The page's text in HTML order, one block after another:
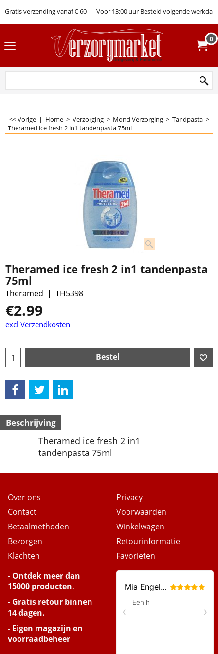
Gratis verzending vanaf € 60 Voor 13:00 uur Besteld volgende werkdag
0
<< Vorige | Home > Verzorging > Mond Verzorging > Tandpasta >
Theramed ice fresh 2 in1 tandenpasta 75ml
Theramed ice fresh 2 in1 tandenpasta
75ml
Theramed TH5398
€2.99
excl Verzendkosten
Bestel
Beschrijving
Theramed ice fresh 2 in1
tandenpasta 75ml
Over ons
Contact
Betaalmethoden
Bezorgen
Klachten
Privacy
Voorwaarden
Winkelwagen
Retourinformatie
Favorieten
- Ontdek meer dan
15000 producten.
- Gratis retour binnen
14 dagen.
- Eigen magazijn en
voorraadbeheer